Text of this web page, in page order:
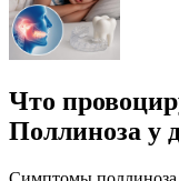
Что
Поллиноза у